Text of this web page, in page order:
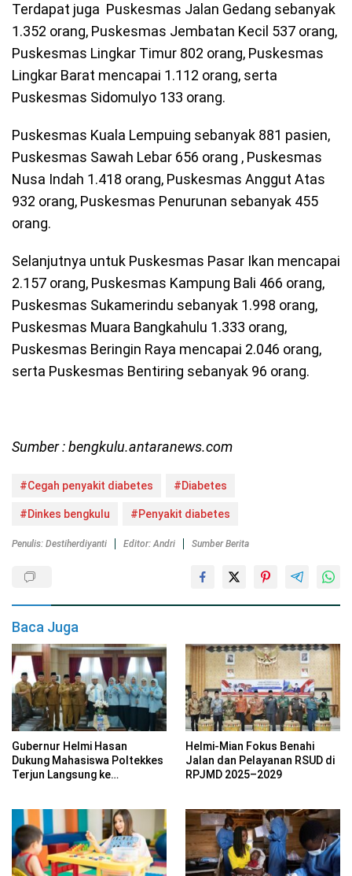
Terdapat juga Puskesmas Jalan Gedang sebanyak
1.352 orang, Puskesmas Jembatan Kecil 537 orang,
Puskesmas Lingkar Timur 802 orang, Puskesmas
Lingkar Barat mencapai 1.112 orang, serta
Puskesmas Sidomulyo 133 orang.
Puskesmas Kuala Lempuing sebanyak 881 pasien,
Puskesmas Sawah Lebar 656 orang , Puskesmas
Nusa Indah 1.418 orang, Puskesmas Anggut Atas
932 orang, Puskesmas Penurunan sebanyak 455
orang.
Selanjutnya untuk Puskesmas Pasar Ikan mencapai
2.157 orang, Puskesmas Kampung Bali 466 orang,
Puskesmas Sukamerindu sebanyak 1.998 orang,
Puskesmas Muara Bangkahulu 1.333 orang,
Puskesmas Beringin Raya mencapai 2.046 orang,
serta Puskesmas Bentiring sebanyak 96 orang.
Sumber : bengkulu.antaranews.com
#Cegah penyakit diabetes #Diabetes
#Dinkes bengkulu #Penyakit diabetes
Penulis: Destiherdiyanti Editor: Andri Sumber Berita
Baca Juga
Gubernur Helmi Hasan
Dukung Mahasiswa Poltekkes
Terjun Langsung ke
Helmi-Mian Fokus Benahi
Jalan dan Pelayanan RSUD di
RPJMD 2025–2029